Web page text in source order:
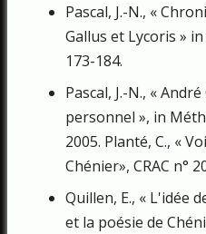
Pascal, J.-N., «
Gallus et Lycoris »
173-184.
Pascal, J.-N., «
personnel », in
2005. Planté, C., «
Chénier», CRAC n°
Quillen, E., « L'idée
et la poésie de